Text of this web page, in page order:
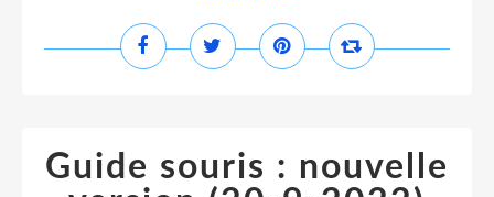
Guide souris : nouvelle